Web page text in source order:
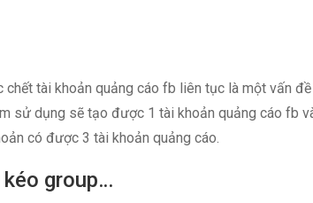
tài khoản quảng cáo fb liên tục là một vấn đề
sử dụng sẽ tạo được 1 tài khoản quảng cáo fb
có được 3 tài khoản quảng cáo.
kéo group…